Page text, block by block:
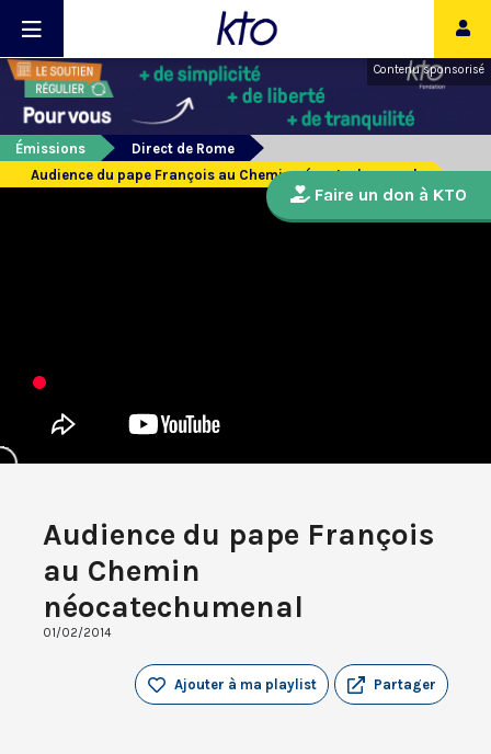
Contenu sponsorisé
Émissions
Direct de Rome
Audience du pape François au Chemin néocatechumenal
Audience du pape François
au Chemin
néocatechumenal
01/02/2014
Partager
Ajouter à ma playlist
Faire un don à KTO